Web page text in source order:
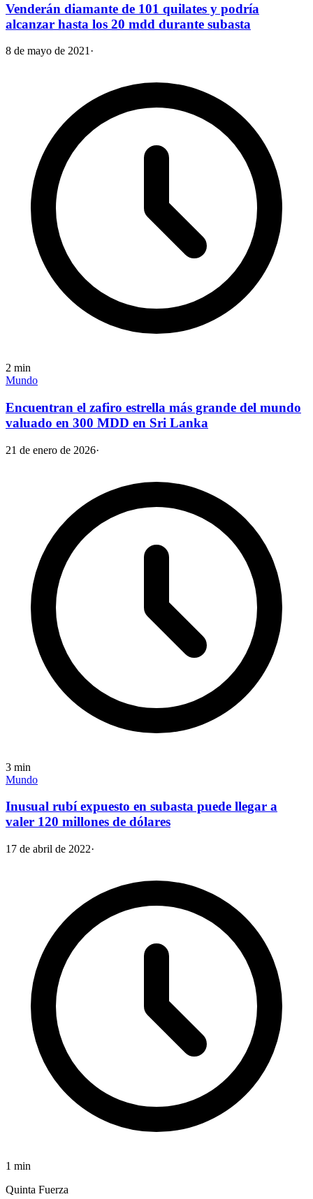
Venderán diamante de 101 quilates y podría
alcanzar hasta los 20 mdd durante subasta
8 de mayo de 2021 ·
2 min
Mundo
Encuentran el zafiro estrella más grande del mundo
valuado en 300 MDD en Sri Lanka
21 de enero de 2026·
3 min
Mundo
Inusual rubí expuesto en subasta puede llegar a
valer 120 millones de dólares
17 de abril de 2022·
1 min
Quinta Fuerza